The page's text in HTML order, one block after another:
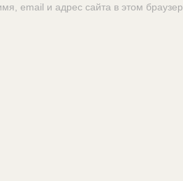
email и адрес сайта в этом